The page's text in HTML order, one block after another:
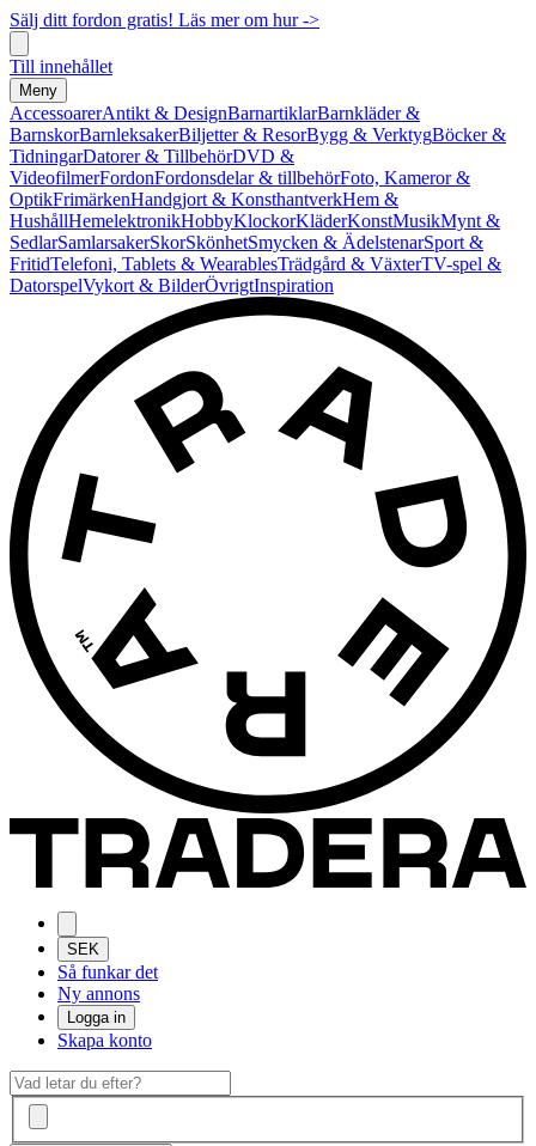
Sälj ditt fordon gratis! Läs mer om hur ->
Till innehållet
Meny
AccessoarerAntikt & DesignBarnartiklarBarnkläder &
BarnskorBarnleksakerBiljetter & ResorBygg & VerktygBöcker &
TidningarDatorer & TillbehörDVD &
VideofilmerFordonFordonsdelar & tillbehörFoto, Kameror &
OptikFrimärkenHandgjort & KonsthantverkHem &
HushållHemelektronikHobbyKlockorKläderKonstMusikMynt &
SedlarSamlarsakerSkorSkönhetSmycken & ÄdelstenarSport &
FritidTelefoni, Tablets & WearablesTrädgård & VäxterTV-spel &
DatorspelVykort & BilderÖvrigtInspiration
SEK
Så funkar det
Ny annons
Logga in
Skapa konto